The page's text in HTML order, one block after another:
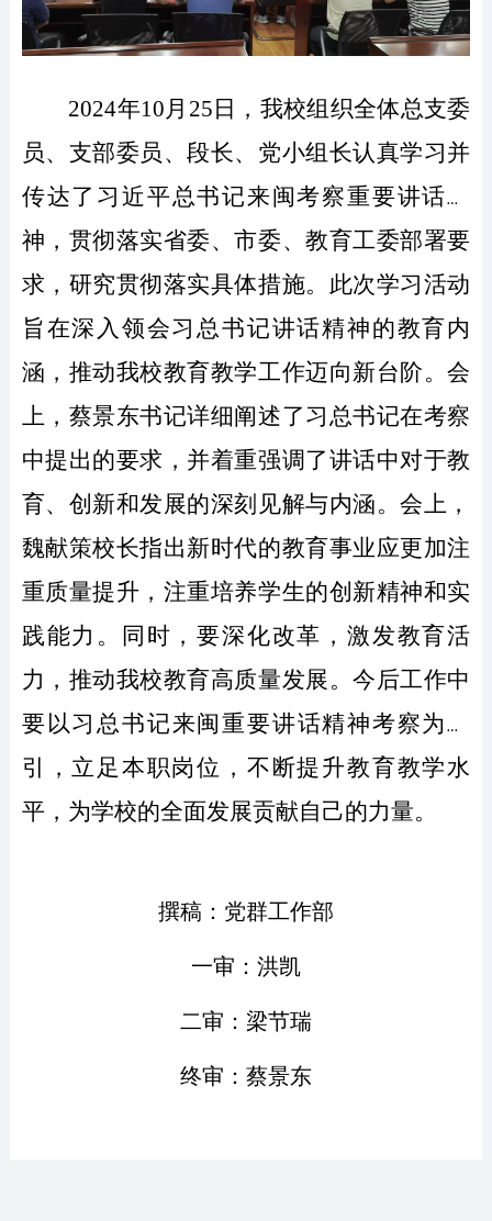
2024年10月25日，我校组织全体总支委
员、支部委员、段长、党小组长认真学习并
传达了习 近平总书记来闽考察重要讲话精
神，贯彻落实省委、市委、教育工委部署要
求，研究贯彻落实具体措施。 此次学习活动
旨在深入领会习总书记讲话精神的教育内
涵，推动我校教育教学工作迈向新台阶。会
上，蔡景东书记详细阐述了习总书记在考察
中提出的要求，并着重强调了讲话中对于教
育、创新和发展的深刻见解与内涵。会上，
魏献策校长指出新时代的教育事业应更加注
重质量提升，注重培养学生的创新精神和实
践能力。同时，要深化改革，激发教育活
力，推动我校教育高质量发展。今后工作中
要以习总书记来闽重要讲话精神考察为指
引，立足本职岗位，不断提升教育教学水
平，为学校的全面发展贡献自己的力量。
撰稿：党群工作部
一审：洪凯
二审：梁节瑞
终审：蔡景东